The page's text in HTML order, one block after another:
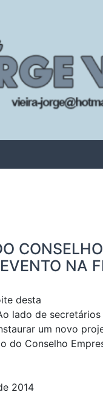
CONSELHO
NA
desta
lado de secretários
um novo
do Conselho
2014